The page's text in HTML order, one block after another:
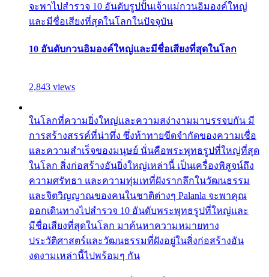
จะพาไปสำรวจ 10 อันดับรูปปั้นเจ้าแม่กวนอิมองค์ใหญ่
และมีชื่อเสียงที่สุดในโลกในปัจจุบัน
10 อันดับกวนอิมองค์ใหญ่และมีชื่อเสียงที่สุดในโลก
2,843 views
ในโลกที่ความยิ่งใหญ่และความสง่างามมาบรรจบกัน มี
การสร้างสรรค์ที่น่าทึ่ง ซึ่งท้าทายขีดจำกัดของความเชื่อ
และความสำเร็จของมนุษย์ นั่นคือพระพุทธรูปที่ใหญ่ที่สุด
ในโลก สิ่งก่อสร้างอันยิ่งใหญ่เหล่านี้ เป็นเครื่องพิสูจน์ถึง
ความศรัทธา และความทุ่มเทที่ฝังรากลึกในวัฒนธรรม
และจิตวิญญาณของคนในชาติต่างๆ Palanla จะพาคุณ
ออกเดินทางไปสำรวจ 10 อันดับพระพุทธรูปที่ใหญ่และ
มีชื่อเสียงที่สุดในโลก มาค้นหาความหมายทาง
ประวัติศาสตร์และวัฒนธรรมที่ฝังอยู่ในสิ่งก่อสร้างอัน
งดงามเหล่านี้ไปพร้อมๆ กัน